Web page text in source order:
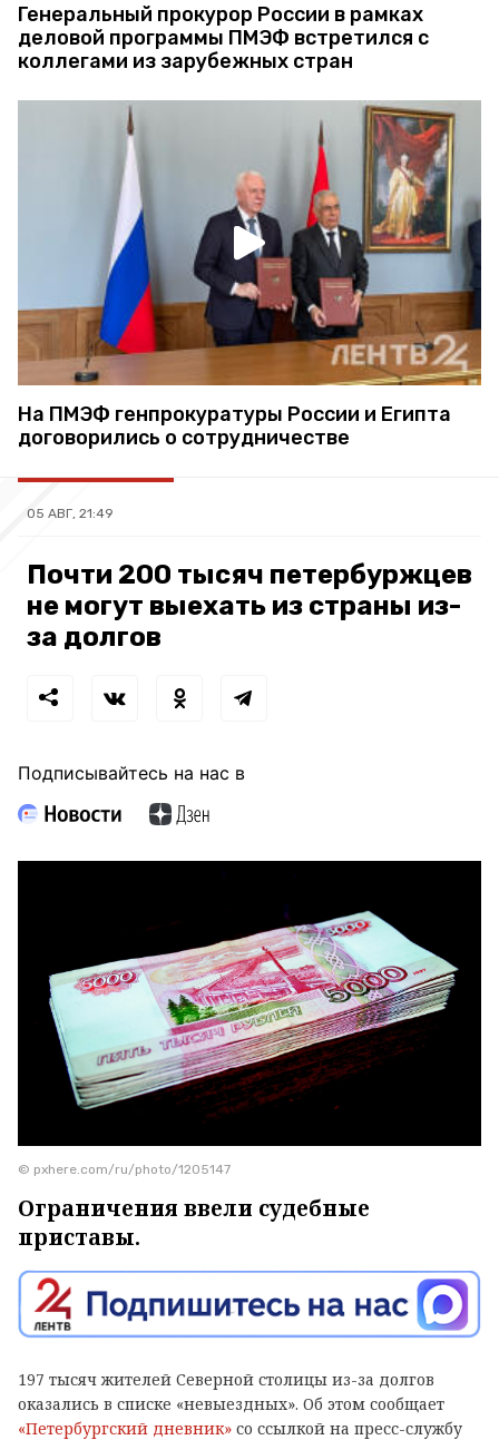
Генеральный прокурор России в рамках
деловой программы ПМЭФ встретился с
коллегами из зарубежных стран
На ПМЭФ генпрокуратуры России и Египта
договорились о сотрудничестве
05 АВГ, 21:49
Почти 200 тысяч петербуржцев
не могут выехать из страны из-
за долгов
Подписывайтесь на нас в
© pxhere.com/ru/photo/1205147
Ограничения ввели судебные
приставы.
197 тысяч жителей Северной столицы из-за долгов
оказались в списке «невыездных». Об этом сообщает
«Петербургский дневник» со ссылкой на пресс-службу